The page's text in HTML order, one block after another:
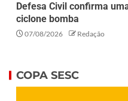
Defesa Civil confirma
ciclone bomba
07/08/2026 Redação
COPA SESC